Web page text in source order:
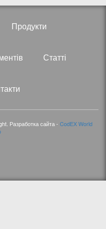
Продукти
Статті
Разработка сайта - CodEX World